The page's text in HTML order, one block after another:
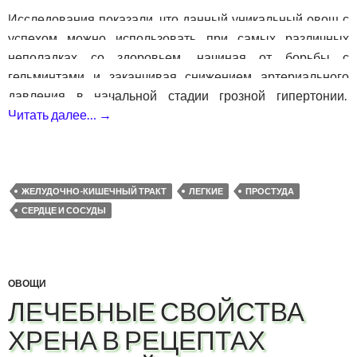
Исследования показали, что данный уникальный овощ с
успехом можно использовать при самых различных
неполадках со здоровьем, начиная от борьбы с
гельминтами и заканчивая снижением артериального
давления в начальной стадии грозной гипертонии.
Читать далее… →
ЖЕЛУДОЧНО-КИШЕЧНЫЙ ТРАКТ ЛЕГКИЕ
ПРОСТУДА
СЕРДЦЕ И СОСУДЫ
ОВОЩИ
ЛЕЧЕБНЫЕ СВОЙСТВА
ХРЕНА В РЕЦЕПТАХ